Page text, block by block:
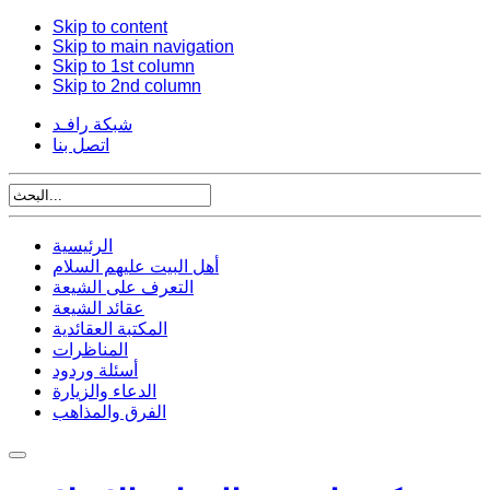
Skip to content
Skip to main navigation
Skip to 1st column
Skip to 2nd column
شبكة رافـد
اتصل بنا
الرئيسية
أهل البيت عليهم السلام
التعرف على الشيعة
عقائد الشيعة
المكتبة العقائدية
المناظرات
أسئلة وردود
الدعاء والزيارة
الفرق والمذاهب